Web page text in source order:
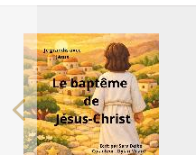
Previous